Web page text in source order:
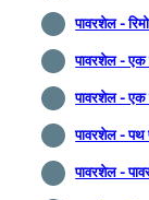
पावरशेल -
पावरशेल - एक
पावरशेल - एक
पावरशेल - पथ
पावरशेल -